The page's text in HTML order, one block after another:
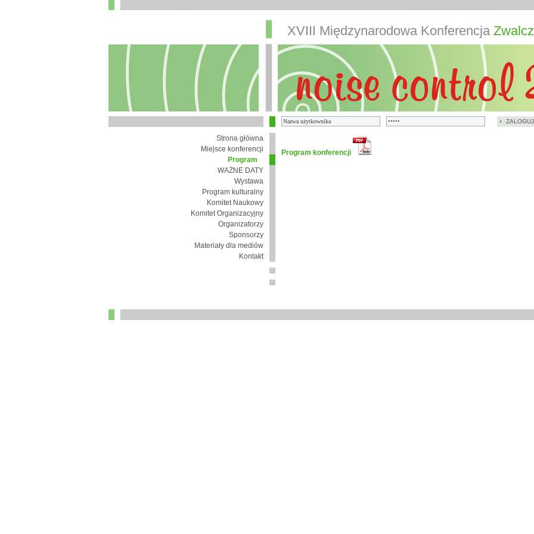
ZALOGUJ
XVIII Międzynarodowa Konferencja
Strona główna
Miejsce konferencji
Program
WAŻNE DATY
Wystawa
Program kulturalny
Komitet Naukowy
Komitet Organizacyjny
Organizatorzy
Sponsorzy
Materiały dla mediów
Kontakt
Program konferencji